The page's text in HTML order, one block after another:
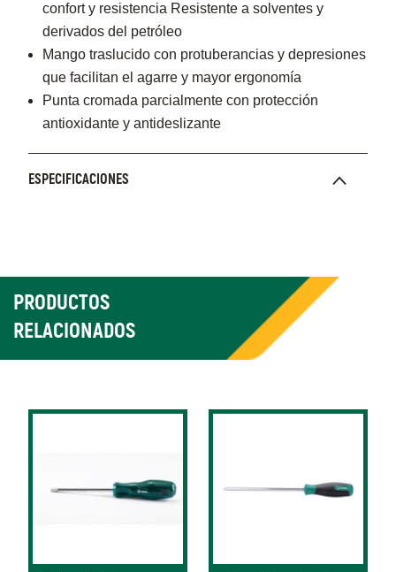
confort y resistencia Resistente a solventes y
derivados del petróleo
Mango traslucido con protuberancias y depresiones
que facilitan el agarre y mayor ergonomía
Punta cromada parcialmente con protección
antioxidante y antideslizante
ESPECIFICACIONES
PRODUCTOS
RELACIONADOS